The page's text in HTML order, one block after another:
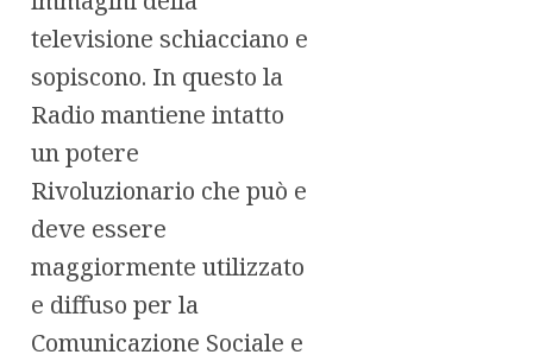
televisione schiacciano e
sopiscono. In questo la
Radio mantiene intatto
un potere
Rivoluzionario che può e
deve essere
maggiormente utilizzato
e diffuso per la
Comunicazione Sociale e